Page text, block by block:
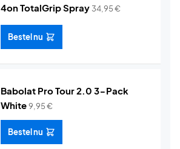
4on TotalGrip Spray 34,95€
Bestel nu
Babolat Pro Tour 2.0 3-Pack
White9,95€
Bestel nu